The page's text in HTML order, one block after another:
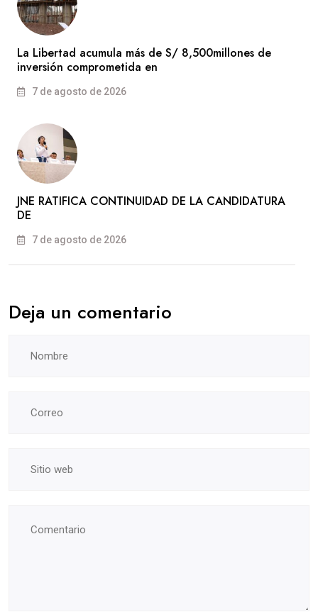
La Libertad acumula más de S/ 8,500millones de
inversión comprometida en
7 de agosto de 2026
JNE RATIFICA CONTINUIDAD DE LA CANDIDATURA
DE
7 de agosto de 2026
Deja un comentario